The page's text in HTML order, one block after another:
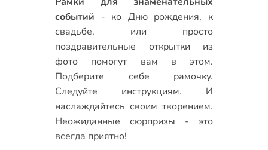
событий - ко Дню рождения, к
свадьбе, или просто
поздравительные открытки из
фото помогут вам в этом.
Подберите себе рамочку.
Следуйте инструкциям. И
наслаждайтесь своим творением.
Неожиданные сюрпризы - это
всегда приятно!